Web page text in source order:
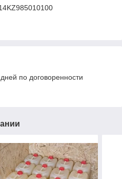
по договоренности